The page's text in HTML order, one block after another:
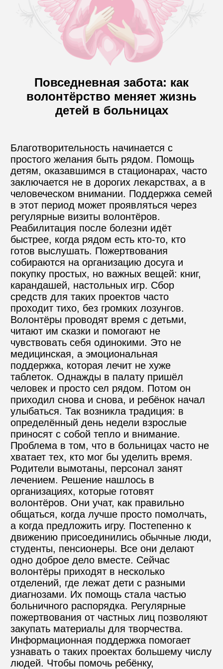
Контакты
телефон для связи
+74999610149
info@angel-help.ru
Повседневная забота: как
волонтёрство меняет жизнь
детей в больницах
Благотворительность начинается с
простого желания быть рядом. Помощь
детям, оказавшимся в стационарах, часто
заключается не в дорогих лекарствах, а в
человеческом внимании. Поддержка семей
в этот период может проявляться через
регулярные визиты волонтёров.
Реабилитация после болезни идёт
быстрее, когда рядом есть кто-то, кто
готов выслушать. Пожертвования
собираются на организацию досуга и
покупку простых, но важных вещей: книг,
карандашей, настольных игр. Сбор
средств для таких проектов часто
проходит тихо, без громких лозунгов.
Волонтёры проводят время с детьми,
читают им сказки и помогают не
чувствовать себя одинокими. Это не
медицинская, а эмоциональная
поддержка, которая лечит не хуже
таблеток. Однажды в палату пришёл
человек и просто сел рядом. Потом он
приходил снова и снова, и ребёнок начал
улыбаться. Так возникла традиция: в
определённый день недели взрослые
приносят с собой тепло и внимание.
Проблема в том, что в больницах часто не
хватает тех, кто мог бы уделить время.
Родители вымотаны, персонал занят
лечением. Решение нашлось в
организациях, которые готовят
волонтёров. Они учат, как правильно
общаться, когда лучше просто помолчать,
а когда предложить игру. Постепенно к
движению присоединились обычные люди,
студенты, пенсионеры. Все они делают
одно доброе дело вместе. Сейчас
волонтёры приходят в несколько
отделений, где лежат дети с разными
диагнозами. Их помощь стала частью
больничного распорядка. Регулярные
пожертвования от частных лиц позволяют
закупать материалы для творчества.
Информационная поддержка помогает
узнавать о таких проектах большему числу
людей. Чтобы помочь ребёнку,